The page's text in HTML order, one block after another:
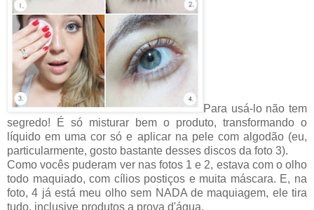
Para usá-lo não tem
segredo! É só misturar bem o produto, transformando o
líquido em uma cor só e aplicar na pele com algodão (eu,
particularmente, gosto bastante desses discos da foto 3).
Como vocês puderam ver nas fotos 1 e 2, estava com o olho
todo maquiado, com cílios postiços e muita máscara. E, na
foto, 4 já está meu olho sem NADA de maquiagem, ele tira
tudo, inclusive produtos a prova d'água.